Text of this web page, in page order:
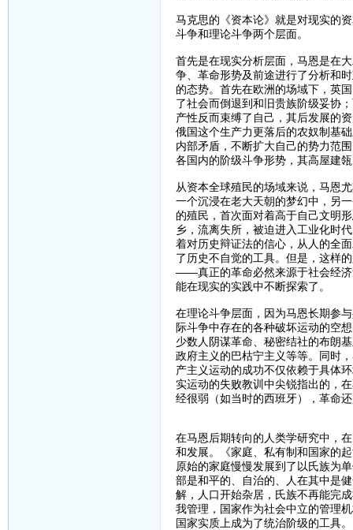
马克思的《资本论》就是对现实的
斗争和理论斗争两个层面。
首先是在现实分析层面，马恩是在
争、革命形势及前途进行了分析和
的态势。首先在欧洲的场域下，英
了社会而倒退到和旧贵族阶级妥协
产性反而束缚了自己，其后发展的
俄国这个生产力更落后的农奴制基
内部矛盾，不断扩大自己的势力范
各国内的阶级斗争形势，其高屋建
从资本全球殖民的场域来说，马恩
一个沉浸在老大天朝的梦幻中，另
的殖民，首次面对着高于自己文明
乡，流离失所，被迫进入工业化时
着对历史辩证法的信心，从人的全
了历史不自觉的工具。但是，这样
——真正的革命必然来源于社会经济
能在现实的实践中不断探索了。
在理论斗争层面，因为马恩长期参
际斗争中存在的各种破坏运动的空
少数人阴谋革命、秘密结社的布朗
政府主义的巴枯宁主义等等。同时
产主义运动的成功不仅依赖于具体
实运动的失败教训中尖锐指出的，
经很弱（如当时的西班牙），革命
在马恩后期转向的人类学研究中，
和发展。《家庭、私有制和国家的
原始的家庭慢慢发展到了以氏族为
部是和平的、自治的、人在其中是
解，人口开始杂居，氏族不再能完
我管理，国家作为社会中立的管理
国家实质上成为了统治阶级的工具。